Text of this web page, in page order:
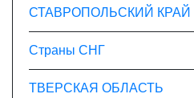
СТАВРОПОЛЬСКИЙ КРАЙ
Страны СНГ
ТВЕРСКАЯ ОБЛАСТЬ